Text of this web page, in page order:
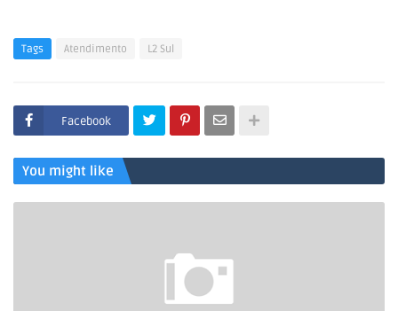
Tags Atendimento L2 Sul
Facebook
You might like